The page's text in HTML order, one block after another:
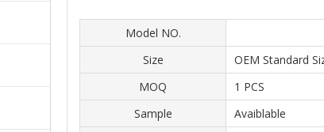
Model NO.
Size
OEM Standard
MOQ
1 PCS
Sample
Avaiblable